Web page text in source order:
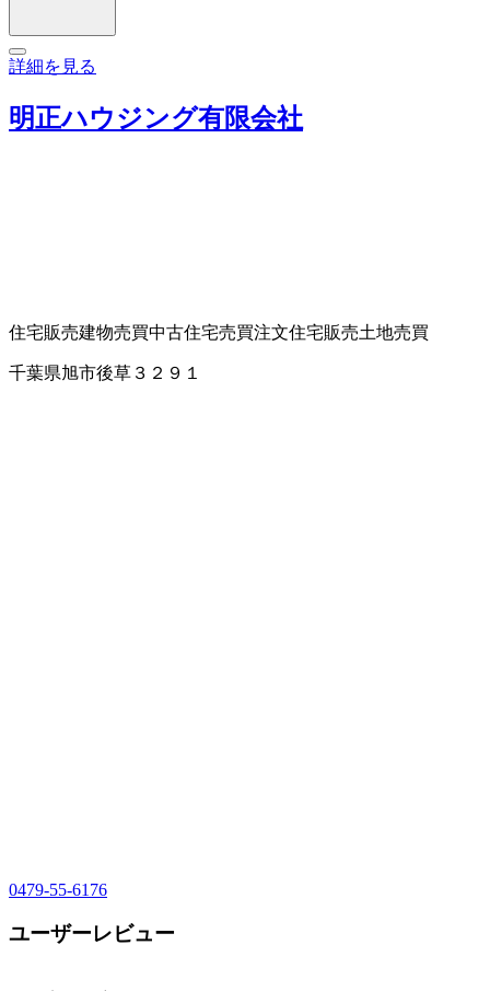
詳細を見る
明正ハウジング有限会社
住宅販売建物売買中古住宅売買注文住宅販売土地売買
千葉県旭市後草３２９１
0479-55-6176
ユーザーレビュー